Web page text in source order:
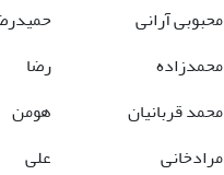
محبوبی آرانی
محمدزاده
رضا
محمد قربانیان
هومن
مرادخانی
علی